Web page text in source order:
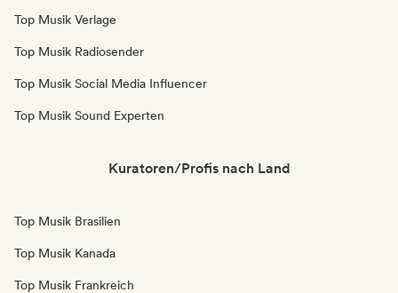
Top Musik Verlage
Top Musik Radiosender
Top Musik Social Media Influencer
Top Musik Sound Experten
Kuratoren/Profis nach Land
Top Musik Brasilien
Top Musik Kanada
Top Musik Frankreich